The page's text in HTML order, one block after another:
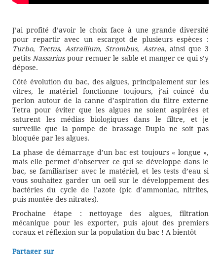
J’ai profité d’avoir le choix face à une grande diversité
pour repartir avec un escargot de plusieurs espèces :
Turbo, Tectus,Astrallium, Strombus, Astrea, ainsi que 3
petitsNassariuspour remuer le sable et manger ce qui s’y
dépose.
Côté évolution du bac, des algues, principalement sur les
vitres, le matériel fonctionne toujours, j’ai coincé du
perlon autour de la canne d’aspiration du filtre externe
Tetra pour éviter que les algues ne soient aspirées et
saturent les médias biologiques dans le filtre, et je
surveille que la pompe de brassage Dupla ne soit pas
bloquée par les algues.
La phase de démarrage d’un bac est toujours « longue »,
mais elle permet d’observer ce qui se développe dans le
bac, se familiariser avec le matériel, et les tests d’eau si
vous souhaitez garder un oeil sur le développement des
bactéries du cycle de l’azote (pic d’ammoniac, nitrites,
puis montée des nitrates).
Prochaine étape : nettoyage des algues, filtration
mécanique pour les exporter, puis ajout des premiers
coraux et réflexion sur la population du bac ! A bientôt
Partager sur